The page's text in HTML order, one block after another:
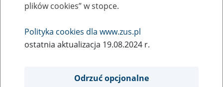
27
przewodni debaty, która odbyła się w ramach
plików cookies” w stopce.
Polityka cookies dla www.zus.pl
ostatnia aktualizacja 19.08.2024 r.
Odrzuć opcjonalne